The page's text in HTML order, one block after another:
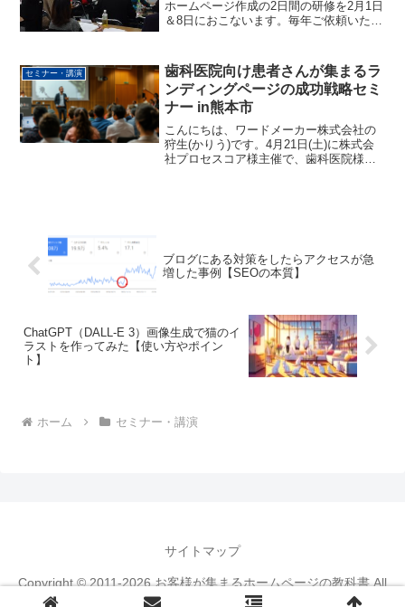
ホームページ作成の2日間の研修を2月1日
＆8日におこないます。毎年ご依頼いただ
ジのどちらかを1年に一度おこなっていま
す)おかげさま...
セミナー・講演
歯科医院向け患者さんが集まるラ
ンディングページの成功戦略セミ
ナー in熊本市
こんにちは、ワードメーカー株式会社の
狩生(かりう)です。4月21日(土)に株式会
社プロセスコア様主催で、歯科医院様向
ブログにある対策をしたらアクセスが急
増した事例【SEOの本質】
ChatGPT（DALL-E 3）画像生成で猫のイ
ラストを作ってみた【使い方やポイン
ト】
ホーム セミナー・講演
サイトマップ
Copyright © 2011-2026 お客様が集まるホームページの教科書 All